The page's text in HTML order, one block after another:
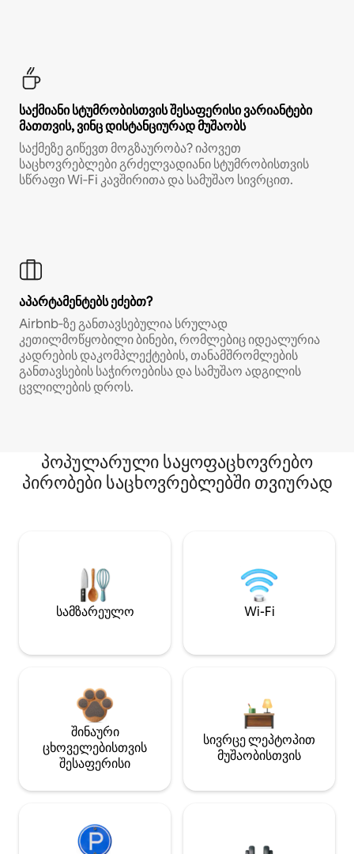
საქმიანი სტუმრობისთვის შესაფერისი ვარიანტები
მათთვის, ვინც დისტანციურად მუშაობს
საქმეზე გიწევთ მოგზაურობა? იპოვეთ
საცხოვრებლები გრძელვადიანი სტუმრობისთვის
სწრაფი Wi‑Fi კავშირითა და სამუშაო სივრცით.
აპარტამენტებს ეძებთ?
Airbnb‑ზე განთავსებულია სრულად
კეთილმოწყობილი ბინები, რომლებიც იდეალურია
კადრების დაკომპლექტების, თანამშრომლების
განთავსების საჭიროებისა და სამუშაო ადგილის
ცვლილების დროს.
პოპულარული საყოფაცხოვრებო
პირობები საცხოვრებლებში თვიურად
სამზარეულო Wi-Fi
შინაური
ცხოველებისთვის
შესაფერისი
სივრცე ლეპტოპით
მუშაობისთვის